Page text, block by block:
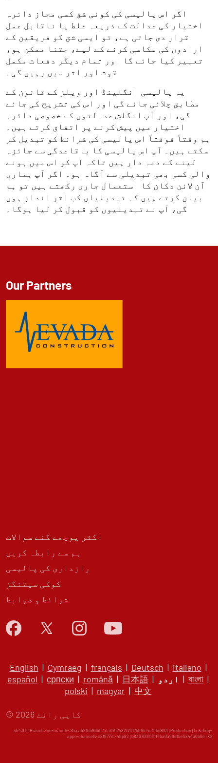
اگر اس پالیسی کی کوئی شق کسی مجاز دائرہ
اختیار کی عدالت کے ذریعہ غلط یا ناقابل عمل
قرار دی جاتی ہے، تو ایسی شق کو فریقین کے
ارادوں کی عکاسی کرنے کے لیے، جتنا ممکن ہو،
تعبیر کیا جائے گا اور تمام دیگر دفعات مکمل
قوت اور اثر میں رہیں گی۔
یہ پالیسی انگلینڈ اور ویلز کے قانون کے
مطابق چلائی جائے گی اور اس کی تشریح کی جائے
گی، اور آپ انگلش عدالتوں کے خصوصی دائرہ
اختیار میں پیش کرنے پر اتفاق کرتے ہیں۔
ہم وقتاً فوقتاً اس پالیسی کی شرائط کو تبدیل کر
سکتے ہیں۔ آپ اس پالیسی کا باقاعدگی سے جائزہ
لینے کے ذمہ دار ہیں تاکہ آپ کو اس میں ہونے
والی کسی بھی تبدیلی سے آگاہ ہو۔ اگر آپ ہماری
آن لائن دکان کا استعمال جاری رکھتے ہیں تو ہم
بیان کرتے ہیں کہ تبدیلیاں کب اثر انداز ہوں
گی، آپ نے تبدیلیوں کو قبول کر لیا ہوگا۔
اکثر پوچھے گئے سوالات
ہم سے رابطہ کریں
رازداری کی پالیسی
کوکی سیٹنگز
شرائط و ضوابط
Our Partners
English | Cymraeg | français | Deutsch | italiano |
español | српски | română | 日本語 | اردو | বাংলা |
polski | magyar | 中文
© کاپی رائٹ 2026
v54.9.5+Branch.-no-branch-.Sha.a581bb805675fa079748203117b9fdc4c0fbd893 | Production | ticketing-
apps-channels-c8f9777c-49p82 | b8367001515f4ba0a99df5e584436b6e |XS